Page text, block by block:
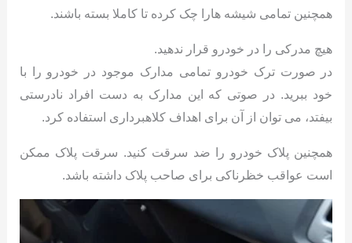
همچنین تمامی شیشه هارا چک کرده تا کاملا بسته باشند.
هیچ مدرکی را در خودرو قرار ندهید.
در صورت ترک خودرو تمامی مدارک موجود در خودرو را با
خود ببرید. در صوتی که این مدارک به دست افراد نادرستی
بیفتد، می توان از آن برای اهداف کلاهبرداری استفاده کرد.
همچنین پلاک خودرو را ضد سرقت کنید. سرقت پلاک ممکن
است عواقب خظرناکی برای صاحب پلاک داشته باشد.